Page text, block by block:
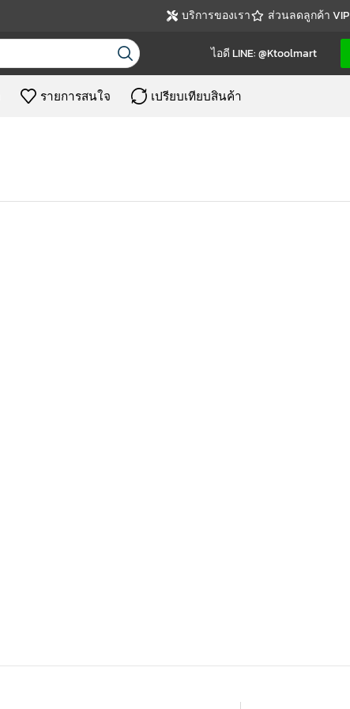
บริการของเรา ส่วนลดลูกค้า VIP
ไอดี LINE: @ktoolmart
รายการสนใจ เปรียบเทียบสินค้า